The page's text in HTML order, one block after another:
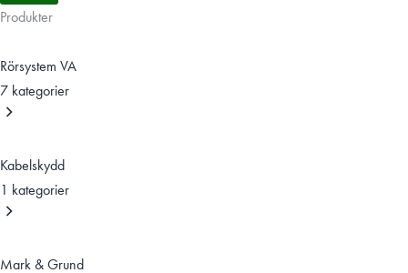
Produkter
Rörsystem VA
7 kategorier
Kabelskydd
1 kategorier
Mark & Grund